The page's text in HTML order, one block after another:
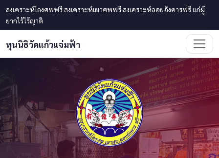
ข้ามไปเนื้อหาหลัก
สงเคราะห์โลงศพฟรี สงเคราะห์เผาศพฟรี สงเคราะห์ลอยอังคารฟรี แก่ผู้
ยากไร้ไร้ญาติ
ทุนนิธิวัดแก้วแจ่มฟ้า